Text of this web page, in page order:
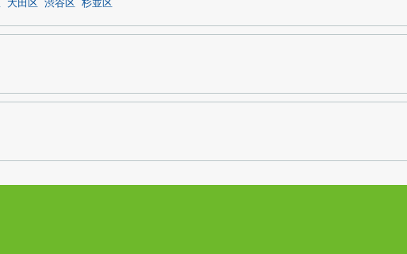
大田区 渋谷区 杉並区